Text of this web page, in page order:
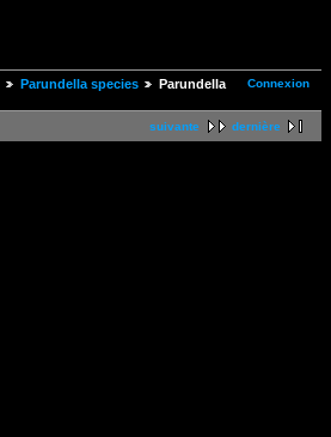
Connexion
Parundella species
Parundella
suivante dernière